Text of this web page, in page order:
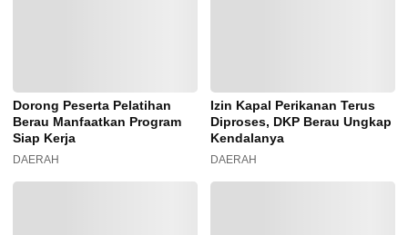
Dorong Peserta Pelatihan
Berau Manfaatkan Program
Siap Kerja
DAERAH
Izin Kapal Perikanan Terus
Diproses, DKP Berau Ungkap
Kendalanya
DAERAH